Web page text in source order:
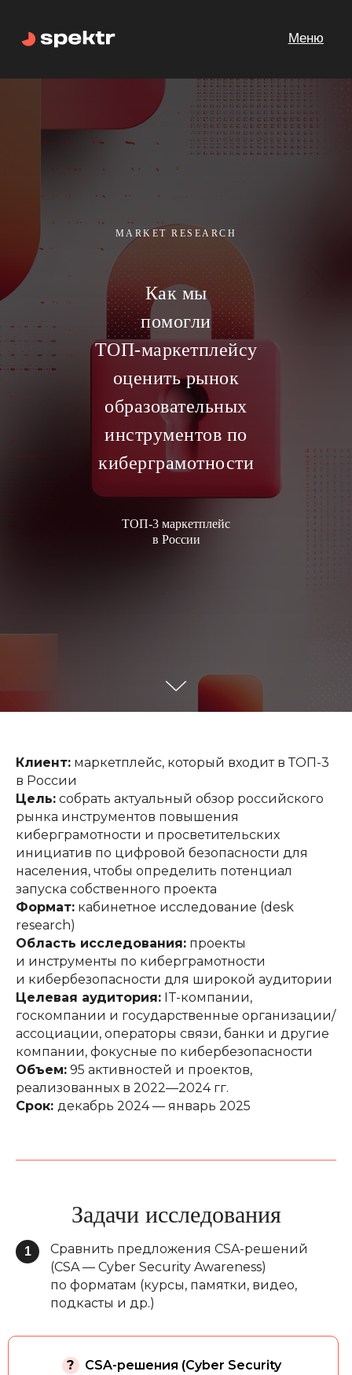
MARKET RESEARCH
Как мы
помогли
ТОП-маркетплейсу
оценить рынок
образовательных
инструментов по
киберграмотности
ТОП-3 маркетплейс
в России
Клиент: маркетплейс, который входит в ТОП-3
в России
Цель: собрать актуальный обзор российского
рынка инструментов повышения
киберграмотности и просветительских
инициатив по цифровой безопасности для
населения, чтобы определить потенциал
запуска собственного проекта
Формат: кабинетное исследование (desk
research)
Область исследования: проекты
и инструменты по киберграмотности
и кибербезопасности для широкой аудитории
Целевая аудитория: IT-компании,
госкомпании и государственные организации/
ассоциации, операторы связи, банки и другие
компании, фокусные по кибербезопасности
Объем: 95 активностей и проектов,
реализованных в 2022—2024 гг.
Срок: декабрь 2024 — январь 2025
Задачи исследования
1
Сравнить предложения CSA-решений
(CSA — Cyber Security Awareness)
по форматам (курсы, памятки, видео,
подкасты и др.)
CSA-решения (Cyber Security
?